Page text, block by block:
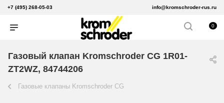
+7 (495) 268-05-03 info@kromschroder-rus.ru
0
Газовый клапан Kromschroder CG 1R01-
ZT2WZ, 84744206
Газовые клапаны Kromschroder CG